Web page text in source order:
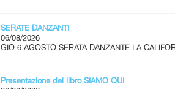
SERATE DANZANTI
06/08/2026
GIO 6 AGOSTO SERATA DANZANTE LA
Presentazione del libro SIAMO QUI